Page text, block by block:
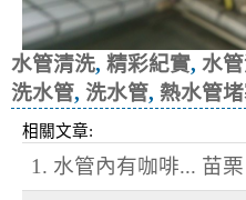
水管清洗, 精彩紀實, 水
洗水管, 洗水管, 熱水管
相關文章:
1. 水管內有咖啡... 苗